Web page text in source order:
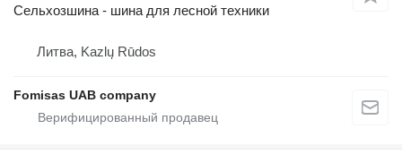
Сельхозшина - шина для лесной техники
Литва, Kazlų Rūdos
Fomisas UAB company